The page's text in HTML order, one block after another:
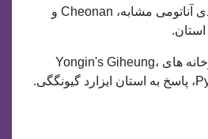
مراکز بسته بندی نیمه هادی آناتومی مشابه، Cheonan و
Samsung modicum کارخانه های Yongin's Giheung،